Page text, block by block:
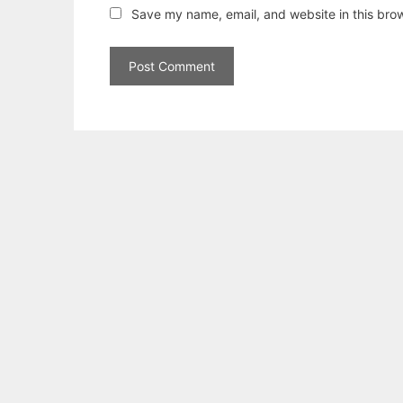
Save my name, email, and website in this